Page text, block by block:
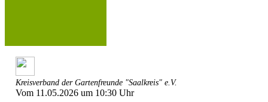
Kreisverband der Gartenfreunde "Saalkreis" e.V.
Vom 11.05.2026 um 10:30 Uhr